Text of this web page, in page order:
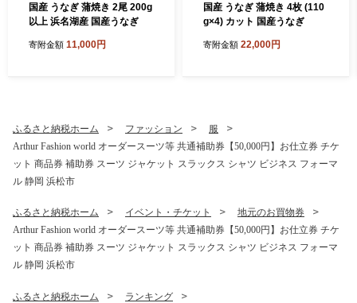
国産 うなぎ 蒲焼き 2尾 200g
以上 浜名湖産 国産うなぎ
寄附金額 11,000円
国産 うなぎ 蒲焼き 4枚 (110
g×4) カット 国産うなぎ
寄附金額 22,000円
ふるさと納税ホーム ファッション
服
Arthur Fashion world オーダースーツ等 共通補助券【50,000円】お仕立券 チケ
ット 商品券 補助券 スーツ ジャケット スラックス シャツ ビジネス フォーマ
ル 静岡 浜松市
ふるさと納税ホーム イベント・チケット
地元のお買物券
Arthur Fashion world オーダースーツ等 共通補助券【50,000円】お仕立券 チケ
ット 商品券 補助券 スーツ ジャケット スラックス シャツ ビジネス フォーマ
ル 静岡 浜松市
ふるさと納税ホーム
ランキング